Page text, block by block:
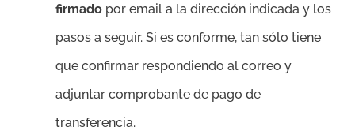
firmado por email a la dirección indicada y los
pasos a seguir. Si es conforme, tan sólo tiene
que confirmar respondiendo al correo y
adjuntar comprobante de pago de
transferencia.